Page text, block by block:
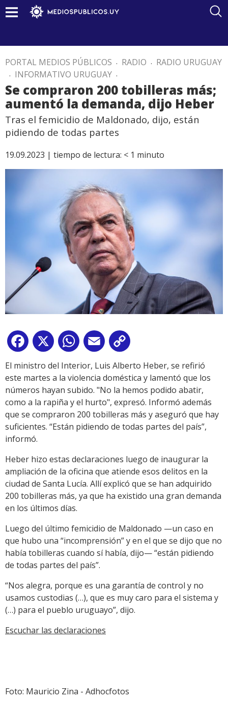
PORTAL MEDIOS PÚBLICOS . RADIO . RADIO URUGUAY
. INFORMATIVO URUGUAY .
Se compraron 200 tobilleras más;
aumentó la demanda, dijo Heber
Tras el femicidio de Maldonado, dijo, están
pidiendo de todas partes
19.09.2023 | tiempo de lectura: < 1 minuto
Facebook
X WhatsApp
Email
Link
El ministro del Interior, Luis Alberto Heber, se refirió
este martes a la violencia doméstica y lamentó que los
números hayan subido. "No la hemos podido abatir,
como a la rapiña y el hurto", expresó. Informó además
que se compraron 200 tobilleras más y aseguró que hay
suficientes. “Están pidiendo de todas partes del país”,
informó.
Heber hizo estas declaraciones luego de inaugurar la
ampliación de la oficina que atiende esos delitos en la
ciudad de Santa Lucía. Allí explicó que se han adquirido
200 tobilleras más, ya que ha existido una gran demanda
en los últimos días.
Luego del último femicidio de Maldonado —un caso en
que hubo una “incomprensión” y en el que se dijo que no
había tobilleras cuando sí había, dijo— “están pidiendo
de todas partes del país”.
“Nos alegra, porque es una garantía de control y no
usamos custodias (…), que es muy caro para el sistema y
(…) para el pueblo uruguayo”, dijo.
Escuchar las declaraciones
Foto: Mauricio Zina - Adhocfotos